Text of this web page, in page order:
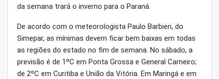
da semana trará o inverno para o Paraná.
De acordo com o meteorologista Paulo Barbieri, do
Simepar, as mínimas devem ficar bem baixas em todas
as regiões do estado no fim de semana. No sábado, a
previsão é de 1ºC em Ponta Grossa e General Carneiro;
de 2ºC em Curitiba e União da Vitória. Em Maringá e em